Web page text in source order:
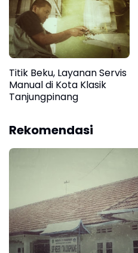
Titik Beku, Layanan Servis
Manual di Kota Klasik
Tanjungpinang
Rekomendasi